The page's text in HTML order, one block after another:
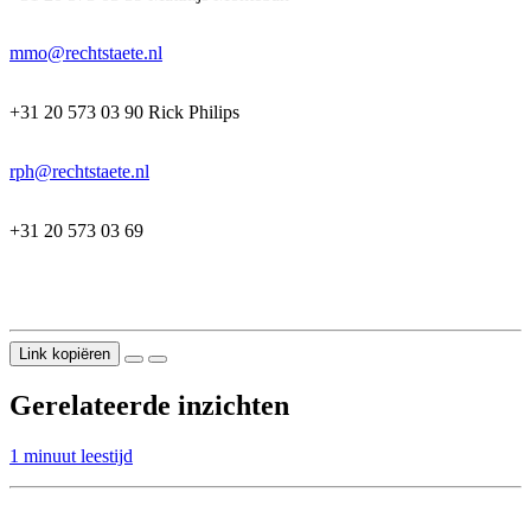
mmo@rechtstaete.nl
+31 20 573 03 90 Rick Philips
rph@rechtstaete.nl
+31 20 573 03 69
Link kopiëren
Gerelateerde inzichten
1 minuut leestijd